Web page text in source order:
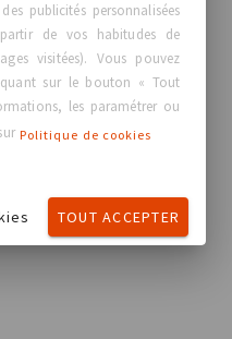
publicités personnalisées
de vos habitudes de
visitées). Vous pouvez
sur le bouton « Tout
les paramétrer ou
Politique de cookies
TOUT ACCEPTER